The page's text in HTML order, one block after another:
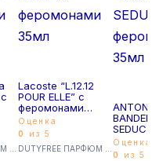
Lacoste “L.12.12
POUR ELLE” с
феромонами
35мл
Оценка
0
из 5
ANTONIO
35мл
Оценка
0
из 5